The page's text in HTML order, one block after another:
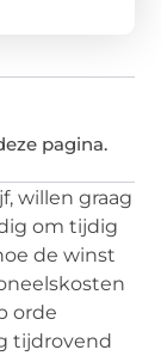
pagina.
willen graag
om tijdig
de winst
orde
tijdrovend